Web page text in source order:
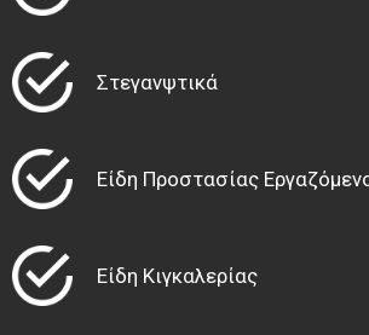
Στεγανψτικά
Είδη Προστασίας
Είδη Κιγκαλερίας